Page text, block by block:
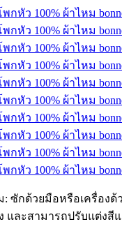
ซักด้วยมือหรือเครื่องด้
และสามารถปรับแต่งสี